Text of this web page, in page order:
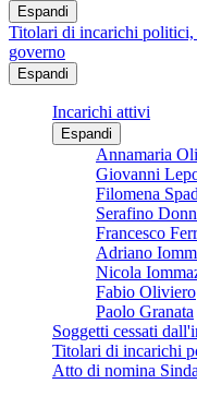
Espandi
Titolari di incarichi politici,
governo
Espandi
Incarichi attivi
Espandi
Annamaria
Giovanni
Filomena
Serafino
Francesco
Adriano
Nicola
Fabio Oliviero
Paolo Granata
Soggetti cessati
Titolari di incarichi
Atto di nomina